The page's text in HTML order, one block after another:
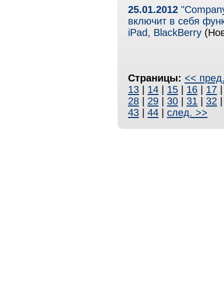
25.01.2012
включит в себя
iPad, BlackBerry
Страницы: <<
13
14 15 16 17
28
29 30 31 32
43
44 след. >>